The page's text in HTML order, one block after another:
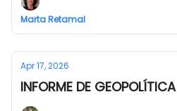
Marta Retamal
Apr 17, 2026
INFORME DE GEOPOLÍTICA